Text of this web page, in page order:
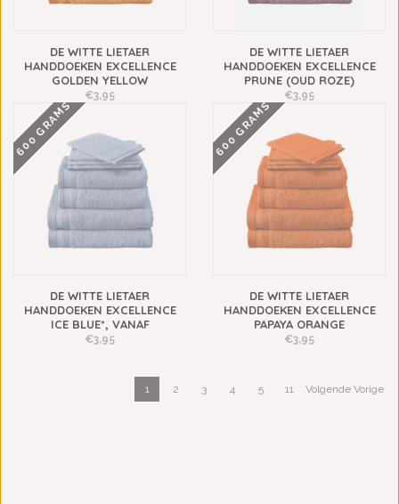
DE WITTE LIETAER
HANDDOEKEN EXCELLENCE
GOLDEN YELLOW
€3,95
DE WITTE LIETAER
HANDDOEKEN EXCELLENCE
PRUNE (OUD ROZE)
€3,95
600 GRAMS
DE WITTE LIETAER
HANDDOEKEN EXCELLENCE
ICE BLUE*, VANAF
€3,95
600 GRAMS
DE WITTE LIETAER
HANDDOEKEN EXCELLENCE
PAPAYA ORANGE
€3,95
1 2 3 4 5 11 Volgende Vorige